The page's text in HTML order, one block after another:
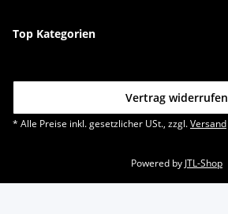
Top Kategorien
Vertrag widerrufen
* Alle Preise inkl. gesetzlicher USt., zzgl.Versand
Powered by JTL-Shop